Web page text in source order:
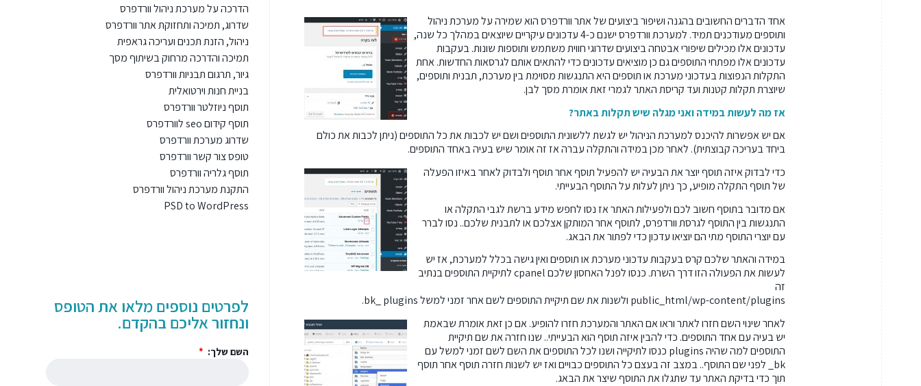
אחד הדברים החשובים בהגנה ושיפור ביצועים של אתר וורדפרס הוא שמירה על מערכת ניהול
ותוספים מעודכנים תמיד. למערכת וורדפרס ישנם כ-4 עדכונים עיקריים שיוצאים במהלך כל שנה,
עדכונים אלו מכילים שיפורי אבטחה ביצועים שדרוגי חווית משתמש ותוספות שונות. בעקבות
עדכונים אלו מפתחי התוספים גם כן מוציאים עדכונים כדי להתאים אותם לגרסאות החדשות. אחת
התקלות הנפוצות בעדכוני מערכת או תוספים היא התנגשות מסוימת בין מערכת, תבנית ותוספים,
שיוצרת תקלות קטנות ועד קריסת האתר לגמרי זאת אומרת מסך לבן.
אז מה לעשות במידה ואני מגלה שיש תקלות באתר?
אם יש אפשרות להיכנס למערכת הניהול יש לגשת ללשונית התוספים ושם יש לכבות את כל התוספים (ניתן לכבות את כולם
ביחד בעריכה קבוצתית). לאחר מכן במידה והתקלה עברה אז זה אומר שיש בעיה באחד התוספים.
כדי לבדוק איזה תוסף יוצר את הבעיה יש להפעיל תוסף אחר תוסף ולבדוק לאחר באיזו הפעלה
של תוסף התקלה מופיע, כך ניתן לעלות על התוסף הבעייתי.
אם מדובר בתוסף חשוב לכם ולפעילות האתר אז נסו לחפש מידע ברשת לגבי התקלה או
התנגשות בין התוסף לגרסת וורדפרס, לתוסף אחר המותקן אצלכם או לתבנית שלכם.. נסו לברר
עם יוצרי התוסף מתי הם יוציאו עדכון כדי לפתור את הבאג.
במידה והאתר שלכם קרס בעקבות עדכוני מערכת או תוספים ואין גישה בכלל למערכת, אז יש
לעשות את הפעולה הזו דרך השרת. כנסו לפנל האחסון שלכם cpanel לתיקיית התוספים בנתיב
זה
public_html/wp-content/plugins ולשנות את שם תיקיית התוספים לשם אחר זמני למשל bk_ plugins.
לאחר שינוי השם חזרו לאתר וראו אם האתר והמערכת חזרו להופיע. אם כן זאת אומרת שבאמת
יש בעיה עם אחד התוספים. כדי להבין איזה תוסף הוא הבעייתי.. שנו חזרה את שם תיקיית
התוספים למה שהיה plugins כנסו לתיקייה ושנו לכל התוספים את השם לשם זמני למשל עם
bk_ לפני שם התוסף.. במצב זה בעצם כל התוספים כבויים ואז יש לשנות חזרה תוסף אחר תוסף
תוך כדי בדיקת האתר עד שתגלו את התוסף שיצר את הבאג.
הדרכה על מערכת ניהול וורדפרס
שדרוג, תמיכה ותחזוקת אתר וורדפרס
ניהול, הזנת תכנים ועריכה גראפית
תמיכה והדרכה מרחוק בשיתוף מסך
גיור, תרגום תבניות וורדפרס
בניית חנות וירטואלית
תוסף ניוזלטר וורדפרס
תוסף קידום seo לוורדפרס
שדרוג מערכת וורדפרס
טופס צור קשר וורדפרס
תוסף גלריה וורדפרס
התקנת מערכת ניהול וורדפרס
PSD to WordPress
לפרטים נוספים מלאו את הטופס
ונחזור אליכם בהקדם.
השם שלך: